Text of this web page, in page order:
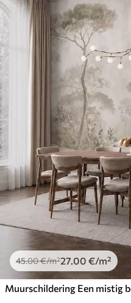
45.00€/m²27.00 €/m²